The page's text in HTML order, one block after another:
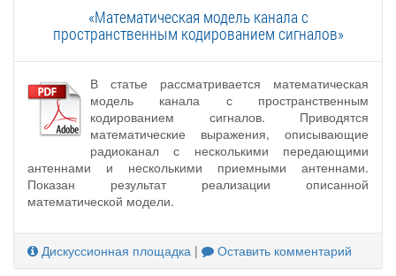
«Математическая модель канала с
пространственным кодированием сигналов»
В статье рассматривается математическая
модель канала с пространственным
кодированием сигналов. Приводятся
математические выражения, описывающие
радиоканал с несколькими передающими
антеннами и несколькими приемными антеннами.
Показан результат реализации описанной
математической модели.
Дискуссионная площадка | Оставить комментарий